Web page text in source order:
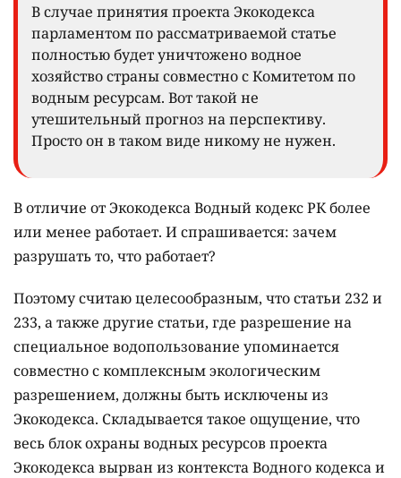
В случае принятия проекта Экокодекса
парламентом по рассматриваемой статье
полностью будет уничтожено водное
хозяйство страны совместно с Комитетом по
водным ресурсам. Вот такой не
утешительный прогноз на перспективу.
Просто он в таком виде никому не нужен.
В отличие от Экокодекса Водный кодекс РК более
или менее работает. И спрашивается: зачем
разрушать то, что работает?
Поэтому считаю целесообразным, что статьи 232 и
233, а также другие статьи, где разрешение на
специальное водопользование упоминается
совместно с комплексным экологическим
разрешением, должны быть исключены из
Экокодекса. Складывается такое ощущение, что
весь блок охраны водных ресурсов проекта
Экокодекса вырван из контекста Водного кодекса и